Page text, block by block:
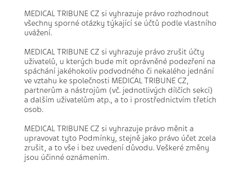
MEDICAL TRIBUNE CZ si vyhrazuje právo rozhodnout
všechny sporné otázky týkající se účtů podle vlastního
uvážení.
MEDICAL TRIBUNE CZ si vyhrazuje právo zrušit účty
uživatelů, u kterých bude mít oprávněné podezření na
spáchání jakéhokoliv podvodného či nekalého jednání
ve vztahu ke společnosti MEDICAL TRIBUNE CZ,
partnerům a nástrojům (vč. jednotlivých dílčích sekcí)
a dalším uživatelům atp., a to i prostřednictvím třetích
osob.
MEDICAL TRIBUNE CZ si vyhrazuje právo měnit a
upravovat tyto Podmínky, stejně jako právo účet zcela
zrušit, a to vše i bez uvedení důvodu. Veškeré změny
jsou účinné oznámením.